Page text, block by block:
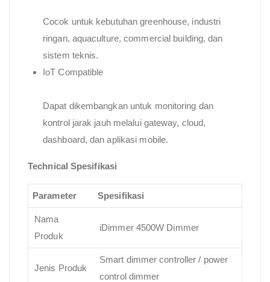
Cocok untuk kebutuhan greenhouse, industri
ringan, aquaculture, commercial building, dan
sistem teknis.
IoT Compatible
Dapat dikembangkan untuk monitoring dan
kontrol jarak jauh melalui gateway, cloud,
dashboard, dan aplikasi mobile.
Technical Spesifikasi
Parameter Spesifikasi
Nama
Produk
iDimmer 4500W Dimmer
Jenis Produk
Smart dimmer controller / power
control dimmer